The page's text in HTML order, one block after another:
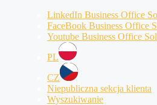
LinkedIn Business Office
FaceBook Business Office
Youtube Business Office
PL
CZ
Niepubliczna sekcja klienta
Wyszukiwanie